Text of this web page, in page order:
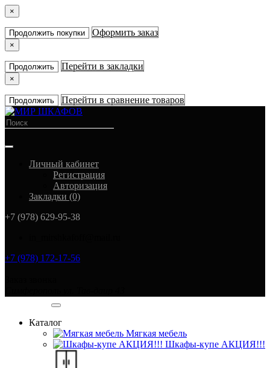
×
Продолжить покупки Оформить заказ
×
Продолжить Перейти в закладки
×
Продолжить Перейти в сравнение товаров
Личный кабинет
Регистрация
Авторизация
Закладки (0)
+7 (978) 629-95-38
+7 (978) 172-17-56
Каталог
Мягкая мебель
Шкафы-купе АКЦИЯ!!!